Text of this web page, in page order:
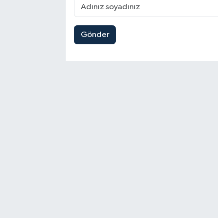
Gönder